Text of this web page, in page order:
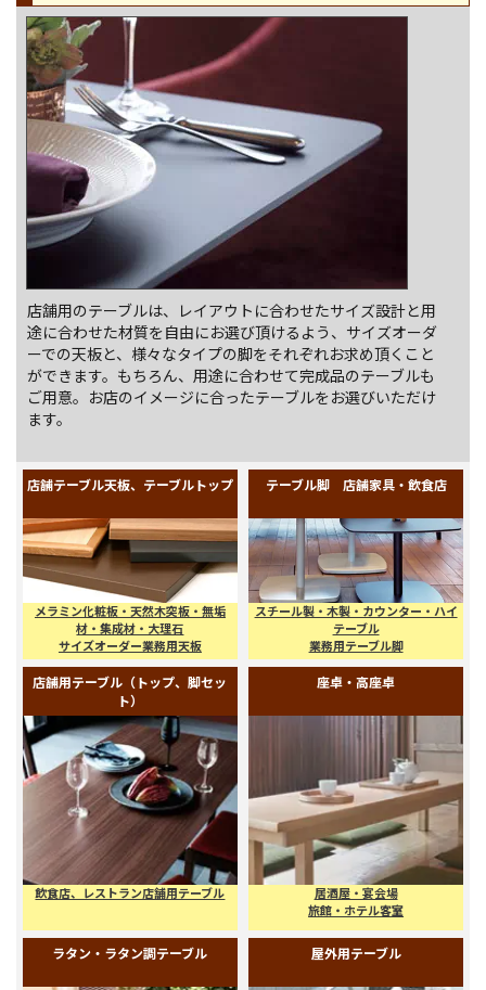
クラブ・スナック
待合ロビー、補助椅子
テーブル天板、テーブル脚
飲食店テーブル、店舗用テーブル天板・テーブル脚
店舗用のテーブルは、レイアウトに合わせたサイズ設計と用
途に合わせた材質を自由にお選び頂けるよう、サイズオーダ
ーでの天板と、様々なタイプの脚をそれぞれお求め頂くこと
ができます。もちろん、用途に合わせて完成品のテーブルも
ご用意。お店のイメージに合ったテーブルをお選びいただけ
店舗テーブル天板、テーブルトップ
メラミン化粧板・天然木突板・無垢
材・集成材・大理石
サイズオーダー業務用天板
テーブル脚 店舗家具・飲食店
スチール製・木製・カウンター・ハイ
テーブル
業務用テーブル脚
店舗用テーブル（トップ、脚セッ
座卓・高座卓